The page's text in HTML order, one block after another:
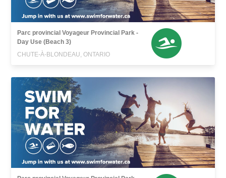
Parc provincial Voyageur Provincial Park -
Day Use (Beach 3)
CHUTE-À-BLONDEAU, ONTARIO